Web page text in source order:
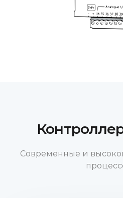
Современные и